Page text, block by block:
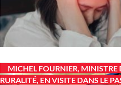
MICHEL FOURNIER, MINISTRE
RURALITÉ, EN VISITE DANS LE